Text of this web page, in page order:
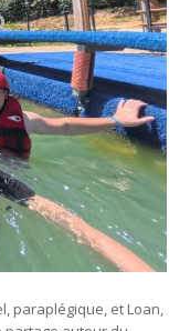
paraplégique, et Loan,